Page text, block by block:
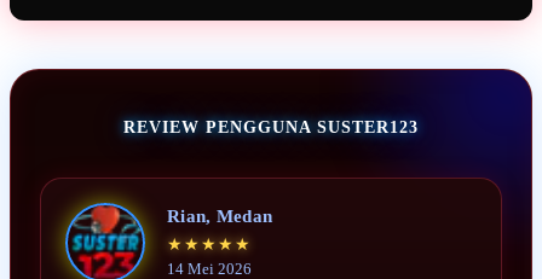
REVIEW PENGGUNA SUSTER123
Rian, Medan
★★★★★
14 Mei 2026